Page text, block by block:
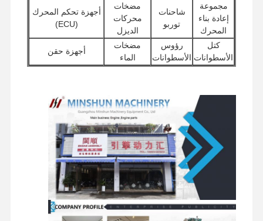
الحالات
محرك بيركنز
محرك كوبوتا
محرك إسوزو
محرك الكمون
محرك الديزل
محرك ميتسوبيشي
مجموعة
إعادة بناء
المحرك
شاحنات
توربو
مضخات
محركات
الديزل
أجهزة تحكم المحرك
(ECU)
كتل
الأسطوانات
رؤوس
الأسطوانات
مضخات
الماء
أجهزة حقن
الدوران
صمامات
التوزيع
مجموعات
محركات
السفر
مكونات الهيكل
وغيرها من الملحقات